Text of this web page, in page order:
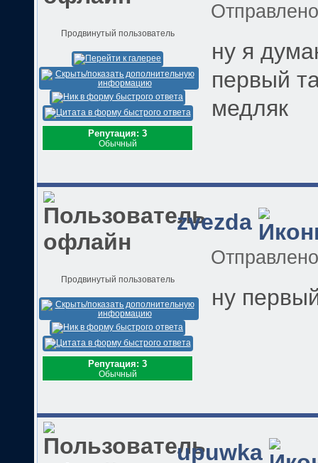
Продвинутый пользователь
Репутация: 3
Обычный
ну я
первый
медляк
zvezda
Продвинутый пользователь
Репутация: 3
Обычный
ну
upuwka